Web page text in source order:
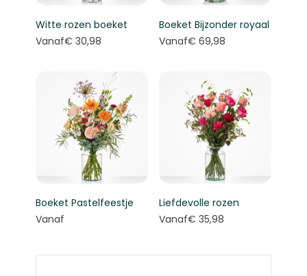
Witte rozen boeket
Vanaf€ 30,98
Boeket Bijzonder royaal
Vanaf€ 69,98
Boeket Pastelfeestje
Vanaf
Liefdevolle rozen
Vanaf€ 35,98